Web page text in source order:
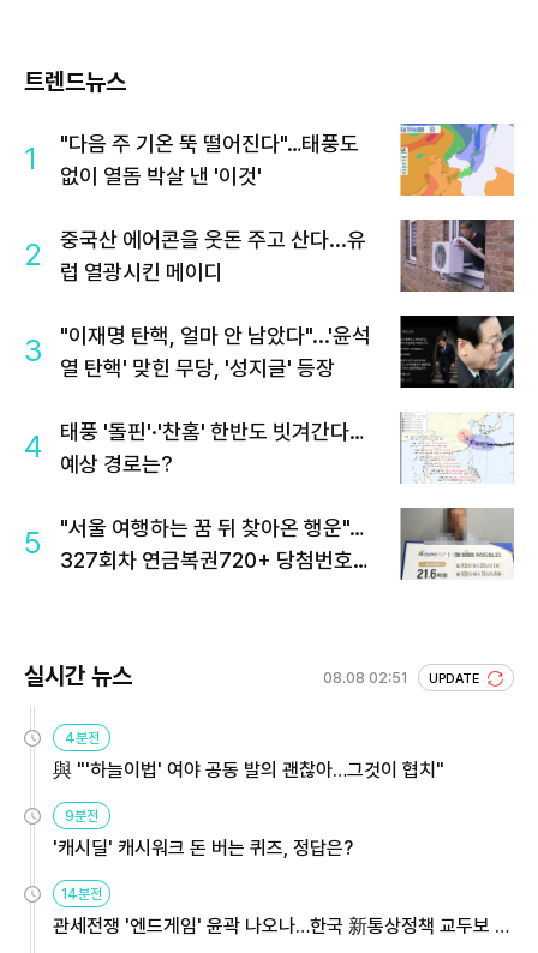
트렌드뉴스
1
"다음 주 기온 뚝 떨어진다"…태풍도
없이 열돔 박살 낸 '이것'
2
중국산 에어콘을 웃돈 주고 산다...유
럽 열광시킨 메이디
3
"이재명 탄핵, 얼마 안 남았다"...'윤석
열 탄핵' 맞힌 무당, '성지글' 등장
4
태풍 '돌핀'·'찬홈' 한반도 빗겨간다…
예상 경로는?
5
"서울 여행하는 꿈 뒤 찾아온 행운"…
327회차 연금복권720+ 당첨번호조
실시간 뉴스 08.08 02:51 UPDATE
4분전
與 "'하늘이법' 여야 공동 발의 괜찮아…그것이 협치"
9분전
'캐시딜' 캐시워크 돈 버는 퀴즈, 정답은?
14분전
관세전쟁 '엔드게임' 윤곽 나오나…한국 新통상정책 교두보 활